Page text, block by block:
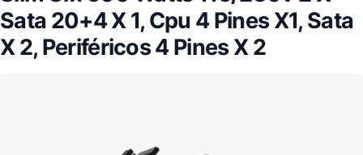
Sata 20+4 X 1, Cpu 4 Pines X1, Sata
X 2, Periféricos 4 Pines X 2